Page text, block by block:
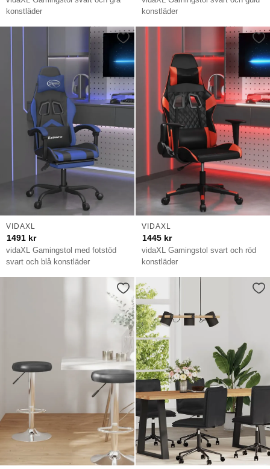
konstläder
konstläder
vidaXL Gamingstol med fotstöd
svart och blå konstläder
VIDAXL
1491 kr
vidaXL Gamingstol svart och röd
konstläder
VIDAXL
1445 kr